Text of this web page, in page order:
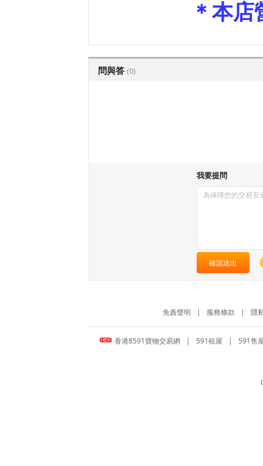
＊本
問與答 (0)
我要提問
確認送出
免責聲明 | 服務條款 | 隱
香港8591寶物交易網 | 591租屋 | 591售